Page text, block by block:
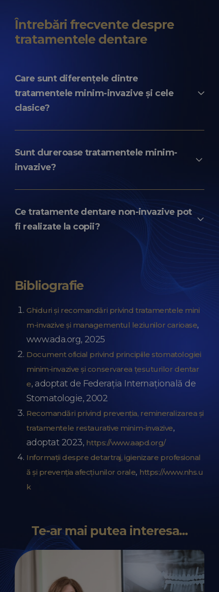
Întrebări frecvente despre
tratamentele dentare
Care sunt diferențele dintre
tratamentele minim-invazive și cele
clasice?
păstrarea unei cantități cât mai mari de țesut
dentar sănătos și reducerea traumatismului
Sunt dureroase tratamentele minim-
invazive?
confortabile comparativ cu tratamentele
clasice și pot reduce sensibilitatea sau
Ce tratamente dentare non-invazive pot
fi realizate la copii?
sigilările dentare și anumite tratamente
Bibliografie
Ghiduri și recomandări privind tratamentele mini
m-invazive și managementul leziunilor carioase,
www.ada.org, 2025
Document oficial privind principiile stomatologiei
minim-invazive și conservarea țesuturilor dentar
e, adoptat de Federația Internațională de
Stomatologie, 2002
Recomandări privind prevenția, remineralizarea și
tratamentele restaurative minim-invazive,
adoptat 2023, https://www.aapd.org/
Informații despre detartraj, igienizare profesional
ă și prevenția afecțiunilor orale, https://www.nhs.u
k
Te-ar mai putea interesa...